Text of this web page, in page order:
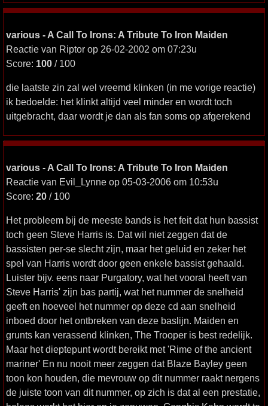
various - A Call To Irons: A Tribute To Iron Maiden
Reactie van Riptor op 26-02-2002 om 07:23u
Score: 100 / 100
die laatste zin zal wel vreemd klinken (in me vorige reactie)
ik bedoelde: het klinkt altijd veel minder en wordt toch
uitgebracht, daar wordt je dan als fan soms op afgerekend
various - A Call To Irons: A Tribute To Iron Maiden
Reactie van Evil_Lynne op 05-03-2006 om 10:53u
Score: 20 / 100
Het probleem bij de meeste bands is het feit dat hun bassist
toch geen Steve Harris is. Dat wil niet zeggen dat de
bassisten per-se slecht zijn, maar het geluid en zeker het
spel van Harris wordt door geen enkele bassist gehaald.
Luister bijv. eens naar Purgatory, wat het vooral heeft van
Steve Harris' zijn bas partij, wat het nummer de snelheid
geeft en hoeveel het nummer op deze cd aan snelheid
inboed door het ontbreken van deze baslijn. Maiden en
grunts kan verassend klinken, The Trooper is best redelijk.
Maar het dieptepunt wordt bereikt met 'Rime of the ancient
mariner' En nu nooit meer zeggen dat Blaze Bayley geen
toon kon houden, die mevrouw op dit nummer raakt nergens
de juiste toon van dit nummer, op zich is dat al een prestatie,